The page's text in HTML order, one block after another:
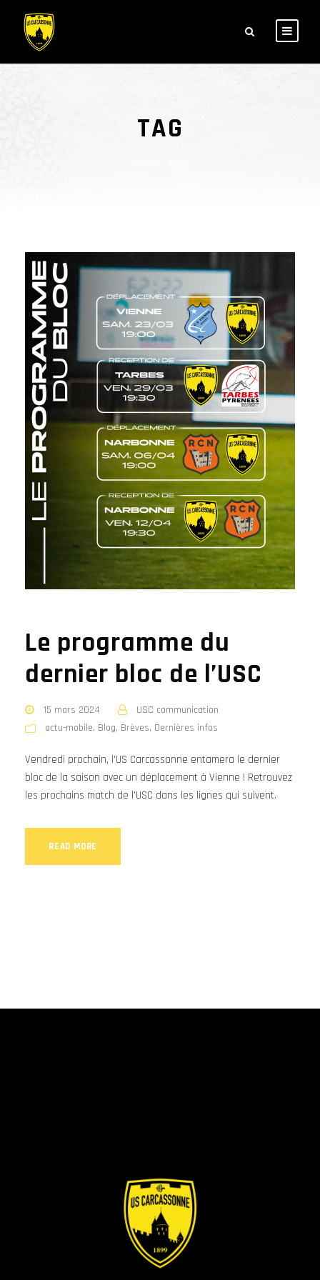
TAG
Le programme du
dernier bloc de l’USC
15 mars 2024
USC communication
actu-mobile, Blog, Brèves, Dernières infos
Vendredi prochain, l'US Carcassonne entamera le dernier
bloc de la saison avec un déplacement à Vienne ! Retrouvez
les prochains match de l'USC dans les lignes qui suivent.
READ MORE